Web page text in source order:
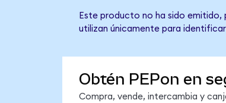
Este producto no ha sido emitido,
utilizan únicamente para
Obtén PEPon en
Compra, vende, intercambia y